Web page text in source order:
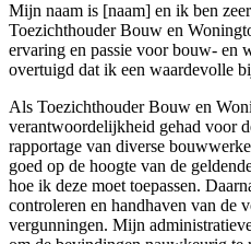
Mijn naam is [naam] en ik ben
Toezichthouder Bouw en
ervaring en passie voor bouw- en
overtuigd dat ik een waardevolle
Als Toezichthouder Bouw en
verantwoordelijkheid gehad voor
rapportage van diverse
goed op de hoogte van de
hoe ik deze moet toepassen.
controleren en handhaven van de
vergunningen. Mijn